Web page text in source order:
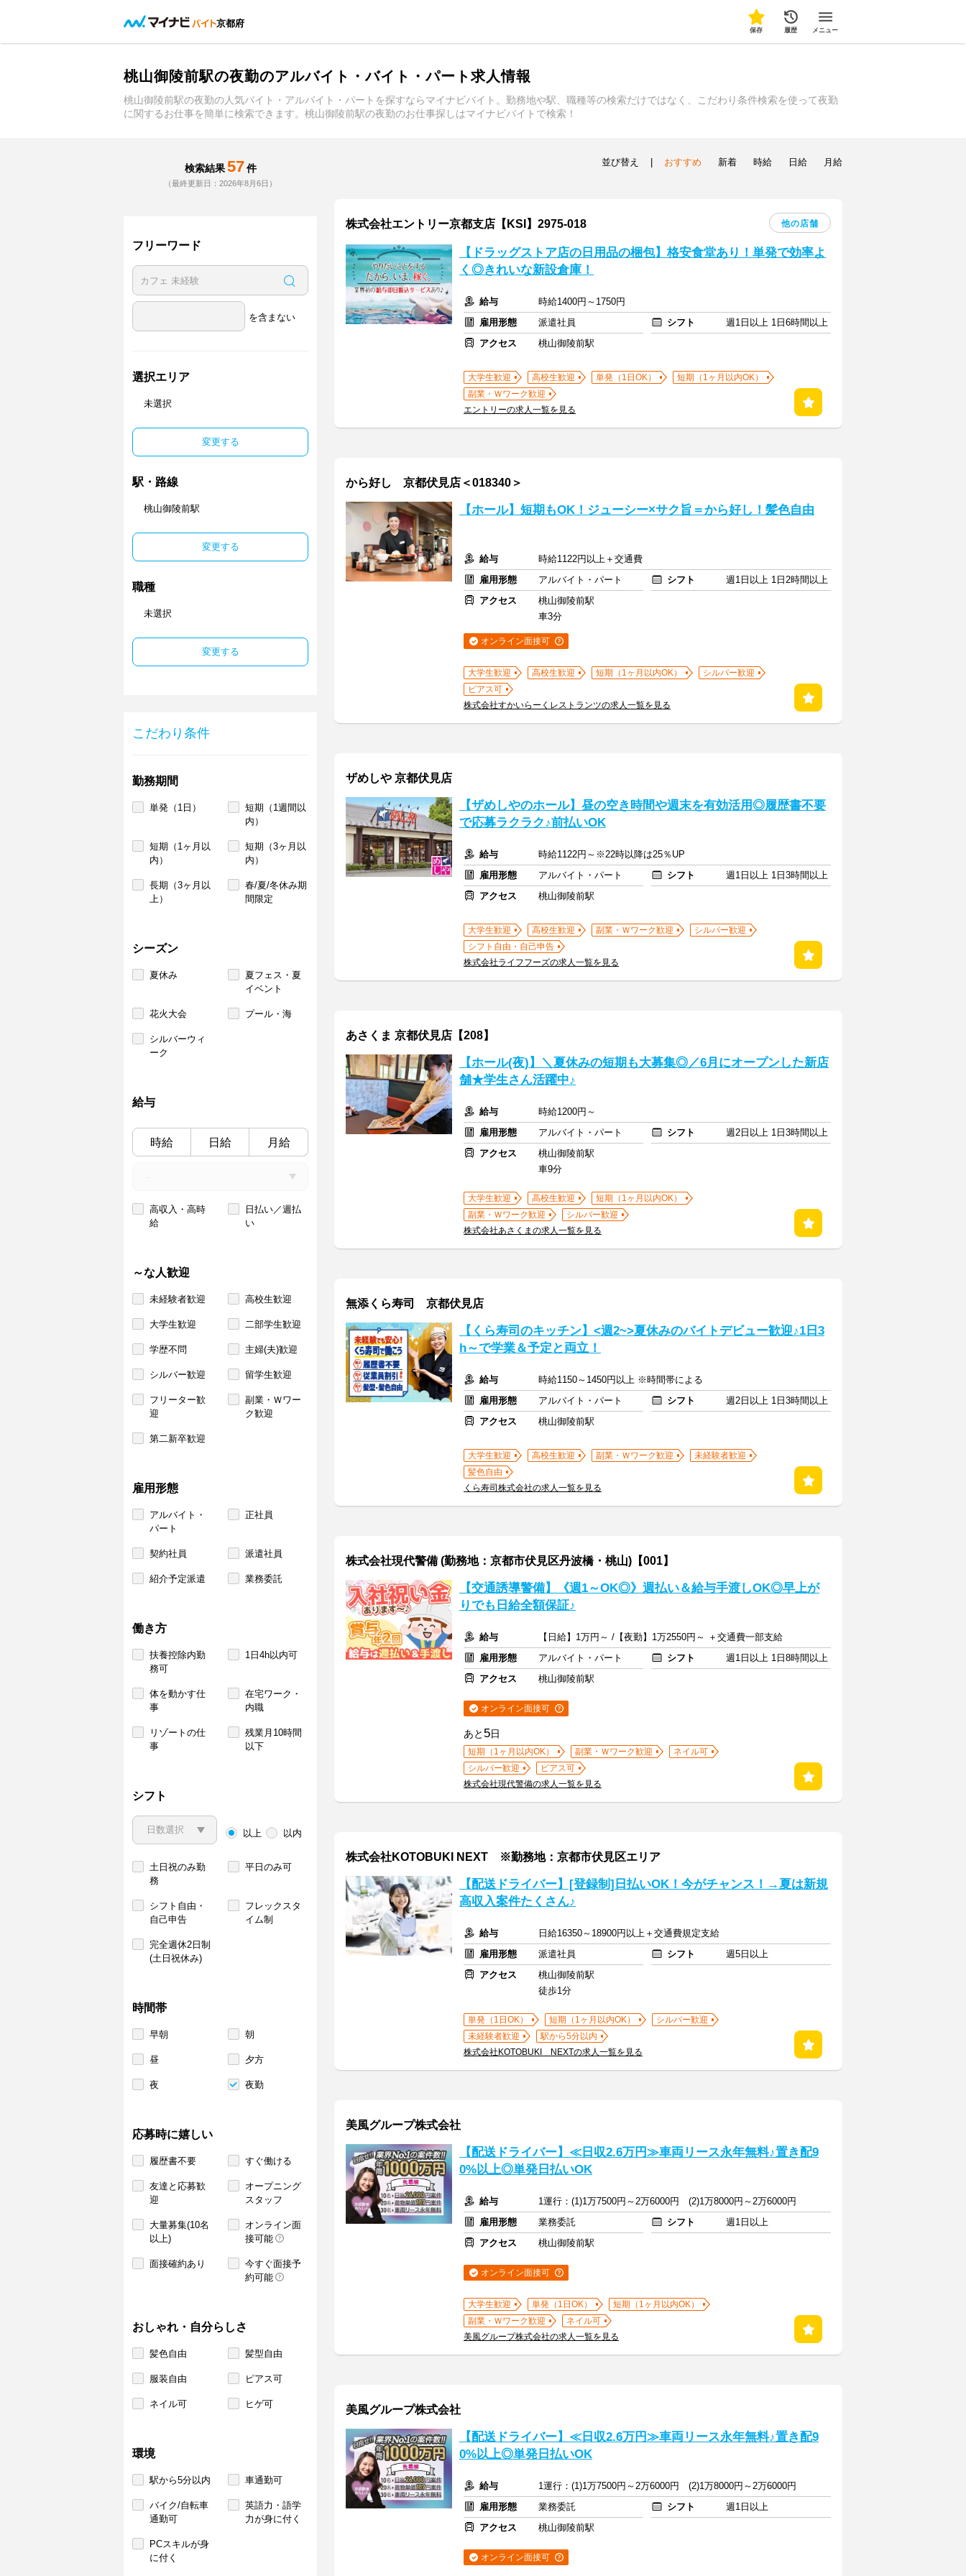
京都府
保存 履歴 メニュー
桃山御陵前駅の夜勤のアルバイト・バイト・パート求人情報
桃山御陵前駅の夜勤の人気バイト・アルバイト・パートを探すならマイナビバイト。勤務地や駅、職種等の検索だけではなく、こだわり条件検索を使って夜勤
に関するお仕事を簡単に検索できます。桃山御陵前駅の夜勤のお仕事探しはマイナビバイトで検索！
検索結果 57 件
（最終更新日：2026年8月6日）
フリーワード
を含まない
選択エリア
未選択
変更する
駅・路線
桃山御陵前駅
変更する
職種
未選択
変更する
こだわり条件
勤務期間
単発（1日）
短期（1週間以
内）
短期（1ヶ月以
内）
短期（3ヶ月以
内）
長期（3ヶ月以
上）
春/夏/冬休み期
間限定
シーズン
夏休み
夏フェス・夏
イベント
花火大会 プール・海
シルバーウィ
ーク
給与
時給 日給 月給
高収入・高時
給
日払い／週払
い
～な人歓迎
未経験者歓迎 高校生歓迎
大学生歓迎 二部学生歓迎
学歴不問 主婦(夫)歓迎
シルバー歓迎 留学生歓迎
フリーター歓
迎
副業・Ｗワー
ク歓迎
第二新卒歓迎
雇用形態
アルバイト・
パート
正社員
契約社員 派遣社員
紹介予定派遣 業務委託
働き方
扶養控除内勤
務可
1日4h以内可
体を動かす仕
事
在宅ワーク・
内職
リゾートの仕
事
残業月10時間
以下
シフト
以上 以内
土日祝のみ勤
務
平日のみ可
シフト自由・
自己申告
フレックスタ
イム制
完全週休2日制
(土日祝休み)
時間帯
早朝 朝
昼 夕方
夜 夜勤
応募時に嬉しい
履歴書不要 すぐ働ける
友達と応募歓
迎
オープニング
スタッフ
大量募集(10名
以上)
オンライン面
接可能
面接確約あり
今すぐ面接予
約可能
おしゃれ・自分らしさ
髪色自由 髪型自由
服装自由 ピアス可
ネイル可 ヒゲ可
環境
駅から5分以内 車通勤可
バイク/自転車
通勤可
英語力・語学
力が身に付く
PCスキルが身
に付く
並び替え おすすめ 新着 時給 日給 月給
株式会社エントリー京都支店【KSI】2975-018 他の店舗
【ドラッグストア店の日用品の梱包】格安食堂あり！単発で効率よ
く◎きれいな新設倉庫！
給与
時給1400円～1750円
雇用形態
派遣社員 シフト
週1日以上 1日6時間以上
アクセス
桃山御陵前駅
大学生歓迎 高校生歓迎 単発（1日OK）
短期（1ヶ月以内OK）
副業・Ｗワーク歓迎
エントリーの求人一覧を見る
から好し 京都伏見店＜018340＞
【ホール】短期もOK！ジューシー×サク旨＝から好し！髪色自由
給与
時給1122円以上＋交通費
雇用形態
アルバイト・パート シフト
週1日以上 1日2時間以上
アクセス
桃山御陵前駅
車3分
オンライン面接可
大学生歓迎 高校生歓迎 短期（1ヶ月以内OK）
シルバー歓迎
ピアス可
株式会社すかいらーくレストランツの求人一覧を見る
ザめしや 京都伏見店
【ザめしやのホール】昼の空き時間や週末を有効活用◎履歴書不要
で応募ラクラク♪前払いOK
給与
時給1122円～※22時以降は25％UP
雇用形態
アルバイト・パート シフト
週1日以上 1日3時間以上
アクセス
桃山御陵前駅
大学生歓迎 高校生歓迎 副業・Ｗワーク歓迎
シルバー歓迎
シフト自由・自己申告
株式会社ライフフーズの求人一覧を見る
あさくま 京都伏見店【208】
【ホール(夜)】＼夏休みの短期も大募集◎／6月にオープンした新店
舗★学生さん活躍中♪
給与
時給1200円～
雇用形態
アルバイト・パート シフト
週2日以上 1日3時間以上
アクセス
桃山御陵前駅
車9分
大学生歓迎 高校生歓迎
短期（1ヶ月以内OK）
副業・Ｗワーク歓迎
シルバー歓迎
株式会社あさくまの求人一覧を見る
無添くら寿司 京都伏見店
【くら寿司のキッチン】<週2~>夏休みのバイトデビュー歓迎♪1日3
h～で学業＆予定と両立！
給与
時給1150～1450円以上 ※時間帯による
雇用形態
アルバイト・パート シフト
週2日以上 1日3時間以上
アクセス
桃山御陵前駅
大学生歓迎 高校生歓迎 副業・Ｗワーク歓迎
未経験者歓迎
髪色自由
くら寿司株式会社の求人一覧を見る
株式会社現代警備 (勤務地：京都市伏見区丹波橋・桃山)【001】
【交通誘導警備】《週1～OK◎》週払い＆給与手渡しOK◎早上が
りでも日給全額保証♪
給与
【日給】1万円～ /【夜勤】1万2550円～ ＋交通費一部支給
雇用形態
アルバイト・パート シフト
週1日以上 1日8時間以上
アクセス
桃山御陵前駅
オンライン面接可
あと 5日
短期（1ヶ月以内OK） 副業・Ｗワーク歓迎
ネイル可
シルバー歓迎
ピアス可
株式会社現代警備の求人一覧を見る
株式会社KOTOBUKI NEXT ※勤務地：京都市伏見区エリア
【配送ドライバー】[登録制]日払いOK！今がチャンス！→夏は新規
高収入案件たくさん♪
給与
日給16350～18900円以上＋交通費規定支給
雇用形態
派遣社員 シフト
週5日以上
アクセス
桃山御陵前駅
徒歩1分
単発（1日OK） 短期（1ヶ月以内OK）
シルバー歓迎
未経験者歓迎
駅から5分以内
株式会社KOTOBUKI NEXTの求人一覧を見る
美風グループ株式会社
【配送ドライバー】≪日収2.6万円≫車両リース永年無料♪置き配9
0%以上◎単発日払いOK
給与
1運行：(1)1万7500円～2万6000円 (2)1万8000円～2万6000円
雇用形態
業務委託 シフト
週1日以上
アクセス
桃山御陵前駅
オンライン面接可
大学生歓迎 単発（1日OK）
短期（1ヶ月以内OK）
副業・Ｗワーク歓迎
ネイル可
美風グループ株式会社の求人一覧を見る
美風グループ株式会社
【配送ドライバー】≪日収2.6万円≫車両リース永年無料♪置き配9
0%以上◎単発日払いOK
給与
1運行：(1)1万7500円～2万6000円 (2)1万8000円～2万6000円
雇用形態
業務委託 シフト
週1日以上
アクセス
桃山御陵前駅
オンライン面接可